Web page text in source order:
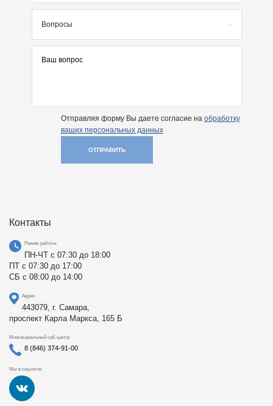
Вопросы
Отправляя форму Вы даете согласие на обработку
ваших персональных данных
ОТПРАВИТЬ
Контакты
Режим работы
ПН-ЧТ с 07:30 до 18:00
ПТ с 07:30 до 17:00
СБ с 08:00 до 14:00
Адрес
443079, г. Самара,
проспект Карла Маркса, 165 Б
Многоканальный call-центр
8 (846) 374-91-00
Мы в соцсетях